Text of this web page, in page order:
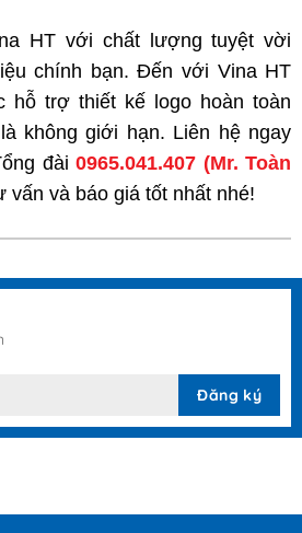
HT với chất lượng tuyệt vời
chính bạn. Đến với Vina HT
hỗ trợ thiết kế logo hoàn toàn
không giới hạn. Liên hệ ngay
đài0965.041.407 (Mr. Toàn
vấn và báo giá tốt nhất nhé!